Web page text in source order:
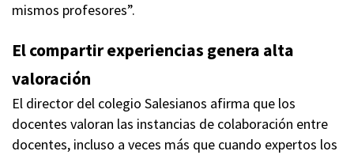
mismos profesores”.
El compartir experiencias genera alta
valoración
El director del colegio Salesianos afirma que los
docentes valoran las instancias de colaboración entre
docentes, incluso a veces más que cuando expertos los